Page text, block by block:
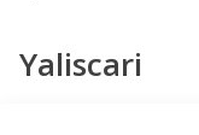
Yaliscari